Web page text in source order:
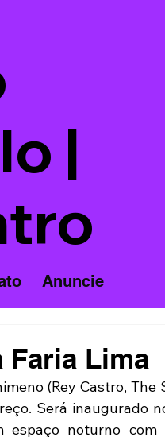
|
Anuncie
Lima
(Rey Castro, The
Será inaugurado
noturno com